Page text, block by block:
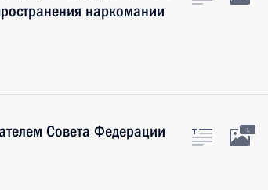
наркомании
Совета Федерации
1